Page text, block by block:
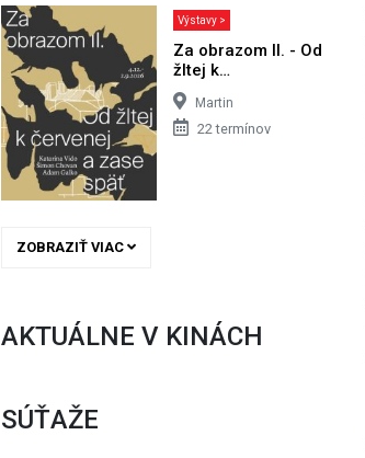
Výstavy >
Za obrazom II. - Od
žltej k…
Martin
22 termínov
ZOBRAZIŤ VIAC
AKTUÁLNE V KINÁCH
SÚŤAŽE